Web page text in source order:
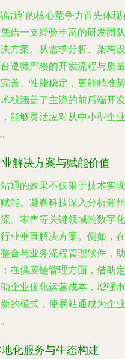
站通”的核心竞争力首先体
借一支经验丰富的研发团
方案。从需求分析、架构
遵循严格的开发流程与质
善、性能稳定，更能精准
栈涵盖了主流的前后端开
能够灵活应对从中小型企
解决方案与赋能价值
通的效果不仅限于技术实
能。凝睿科技深入分析郑
、零售等关键领域的数字
业垂直解决方案。例如，
合与业务流程管理软件，
在供应链管理方面，借助
企业优化运营成本，增强
的模式，使易站通成为企
化服务与生态构建